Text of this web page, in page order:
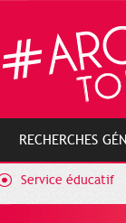
RECHERCHES
Service éducatif
les cookies